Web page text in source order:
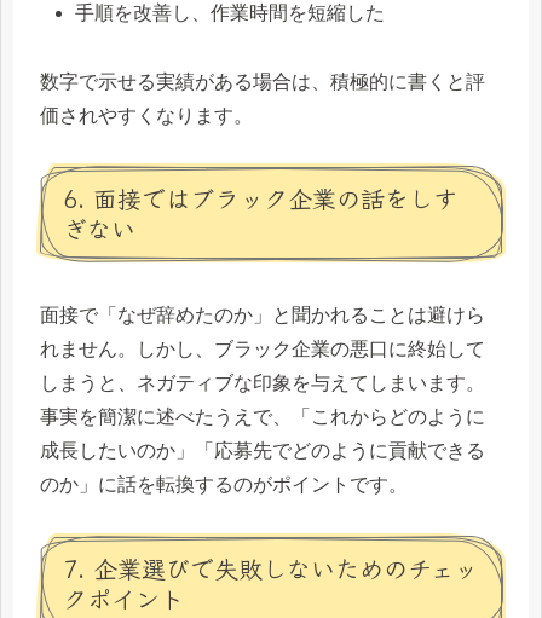
手順を改善し、作業時間を短縮した
数字で示せる実績がある場合は、積極的に書くと評
価されやすくなります。
6. 面接ではブラック企業の話をしす
ぎない
面接で「なぜ辞めたのか」と聞かれることは避けら
れません。しかし、ブラック企業の悪口に終始して
しまうと、ネガティブな印象を与えてしまいます。
事実を簡潔に述べたうえで、「これからどのように
成長したいのか」「応募先でどのように貢献できる
のか」に話を転換するのがポイントです。
7. 企業選びで失敗しないためのチェッ
クポイント